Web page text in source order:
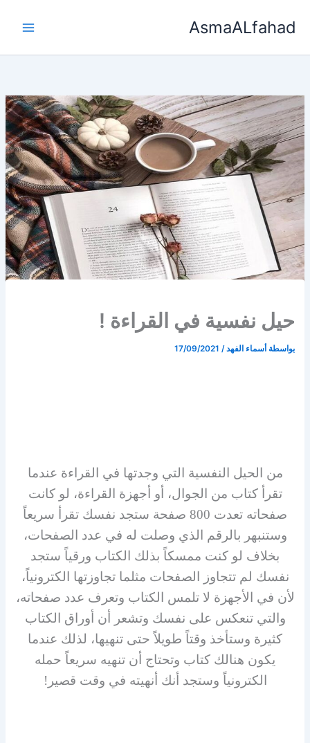
AsmaALfahad
حيل نفسية في القراءة !
بواسطة أسماء الفهد/
17/09/2021
من الحيل النفسية التي وجدتها في القراءة عندما
تقرأ كتاب من الجوال، أو أجهزة القراءة، لو كانت
صفحاته تعدت 800 صفحة ستجد نفسك تقرأ سريعاً
وستنبهر بالرقم الذي وصلت له في عدد الصفحات،
بخلاف لو كنت ممسكاً بذلك الكتاب ورقياً ستجد
نفسك لم تتجاوز الصفحات مثلما تجاوزتها الكترونياً،
لأن في الأجهزة لا تلمس الكتاب وتعرف عدد صفحاته،
والتي تنعكس على نفسك وتشعر أن أوراق الكتاب
كثيرة وستأخذ وقتاً طويلاً حتى تنهيها، لذلك عندما
يكون هنالك كتاب وتحتاج أن تنهيه سريعاً حمله
الكترونياً وستجد أنك أنهيته في وقت قصير!